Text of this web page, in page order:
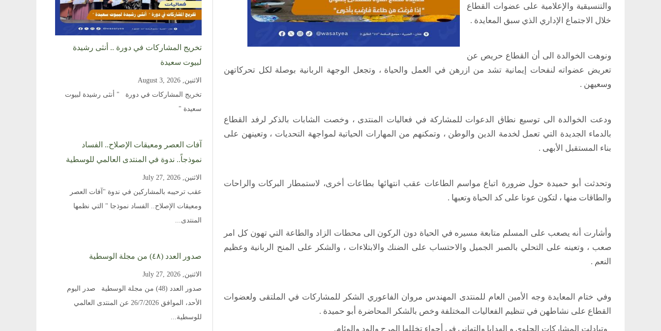
والتنسيقية والإعلامية على عضوات القطاع
خلال الاجتماع الإداري الذي سبق المعايدة .
ونوهت الخوالدة الى أن القطاع حريص عن
تعريض عضواته لنفحات إيمانية تشد من ازرهن في العمل والحياة ، وتجعل الوجهة الربانية بوصلة لكل تحركاتهن
وسعيهن .
ودعت الخوالدة الى توسيع نطاق الدعوات للمشاركة في فعاليات المنتدى ، وخصت الشابات بالذكر لرفد القطاع
بالدماء الجديدة التي تعمل لخدمة الدين والوطن ، وتمكنهم من المهارات الحياتية لمواجهة التحديات ، وتعينهن على
بناء المستقبل الأبهى .
وتحدثت أبو حميدة حول ضرورة اتباع مواسم الطاعات عقب انتهائها بطاعات أخرى، لاستمطار البركات والراحات
والطاقات منها ، لتكون عونا على كد الحياة وتعبها .
وأشارت أنه يصعب على المسلم متابعة مسيره في الحياة دون الركون الى محطات الزاد والطاعة التي تهون كل امر
صعب ، وتعينه على التحلي بالصبر الجميل والاحتساب على الضنك والابتلاءات ، والشكر على المنح الربانية وعظيم
النعم .
وفي ختام المعايدة وجه الأمين العام للمنتدى المهندس مروان الفاعوري الشكر للمشاركات في الملتقى ولعضوات
القطاع على نشاطهن في تنظيم الفعاليات المختلفة وخص بالشكر المحاضرة أبو حميدة .
وتبادلت المشاركات الحلوى و الهدايا والتهاني في أجواء تخللها المرح والود والوئام.
تخريج المشاركات في دورة .. أنثى رشيدة
لبيوت سعيدة
الاثنين, August 3, 2026
تخريج المشاركات في دورة " أنثى رشيدة لبيوت
سعيدة "
آفات العصر ومعيقات الإصلاح.. الفساد
نموذجاً.. ندوة في المنتدى العالمي للوسطية
الاثنين, July 27, 2026
عقب ترحيبه بالمشاركين في ندوة "آفات العصر
ومعيقات الإصلاح.. الفساد نموذجا " التي نظمها
المنتدى...
صدور العدد (٤٨) من مجلة الوسطية
الاثنين, July 27, 2026
صدور العدد (48) من مجلة الوسطية صدر اليوم
الأحد، الموافق 26/7/2026 عن المنتدى العالمي
للوسطية...